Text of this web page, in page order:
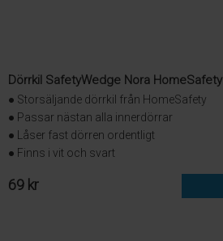
Dörrkil SafetyWedge Nora HomeSafety
● Storsäljande dörrkil från HomeSafety
● Passar nästan alla innerdörrar
● Låser fast dörren ordentligt
● Finns i vit och svart
69 kr